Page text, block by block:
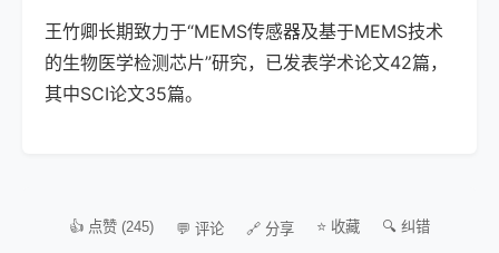
王竹卿长期致力于“MEMS传感器及基于MEMS技术
的生物医学检测芯片”研究，已发表学术论文42篇，
其中SCI论文35篇。
👍 点赞 (245) 💬 评论 🔗 分享 ⭐ 收藏 🔍 纠错